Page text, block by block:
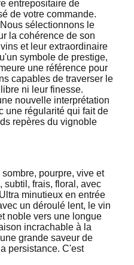
entrepositaire de
de votre commande.
sélectionnons le
la cohérence de son
et leur extraordinaire
symbole de prestige,
une référence pour
capables de traverser le
ni leur finesse.
nouvelle interprétation
une régularité qui fait de
repères du vignoble
pourpre, vive et
subtil, frais, floral, avec
Ultra minutieux en entrée
un déroulé lent, le vin
noble vers une longue
incrachable à la
grande saveur de
persistance. C'est